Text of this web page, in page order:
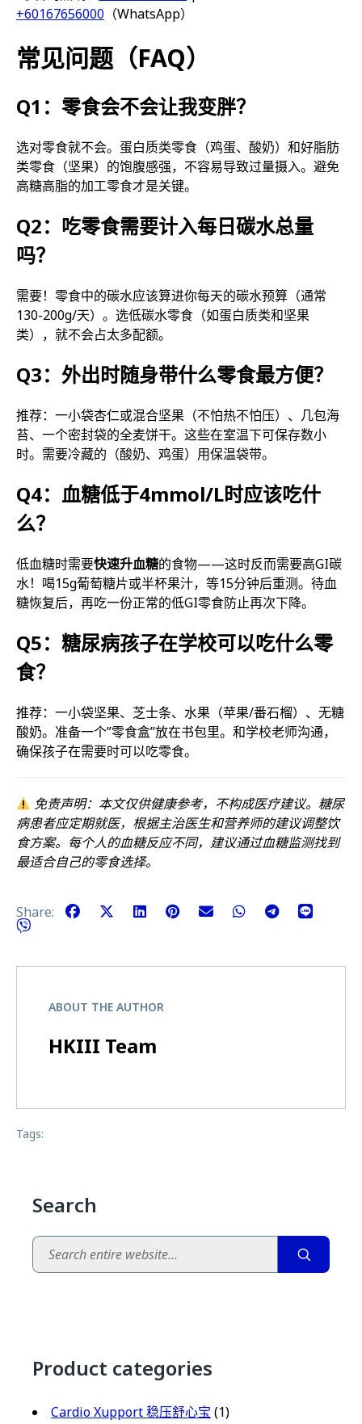
+60167656000 （WhatsApp）
常见问题（FAQ）
Q1：零食会不会让我变胖？
选对零食就不会。蛋白质类零食（鸡蛋、酸奶）和好脂肪
类零食（坚果）的饱腹感强，不容易导致过量摄入。避免
高糖高脂的加工零食才是关键。
Q2：吃零食需要计入每日碳水总量
吗？
需要！零食中的碳水应该算进你每天的碳水预算（通常
130-200g/天）。选低碳水零食（如蛋白质类和坚果
类），就不会占太多配额。
Q3：外出时随身带什么零食最方便？
推荐：一小袋杏仁或混合坚果（不怕热不怕压）、几包海
苔、一个密封袋的全麦饼干。这些在室温下可保存数小
时。需要冷藏的（酸奶、鸡蛋）用保温袋带。
Q4：血糖低于4mmol/L时应该吃什
么？
低血糖时需要快速升血糖的食物——这时反而需要高GI碳
水！喝15g葡萄糖片或半杯果汁，等15分钟后重测。待血
糖恢复后，再吃一份正常的低GI零食防止再次下降。
Q5：糖尿病孩子在学校可以吃什么零
食？
推荐：一小袋坚果、芝士条、水果（苹果/番石榴）、无糖
酸奶。准备一个”零食盒”放在书包里。和学校老师沟通，
确保孩子在需要时可以吃零食。
免责声明：本文仅供健康参考，不构成医疗建议。糖尿
病患者应定期就医，根据主治医生和营养师的建议调整饮
食方案。每个人的血糖反应不同，建议通过血糖监测找到
最适合自己的零食选择。
Share:
ABOUT THE AUTHOR
HKIII Team
Tags:
Search
Search
Product categories
Cardio Xupport 稳压舒心宝 (1)